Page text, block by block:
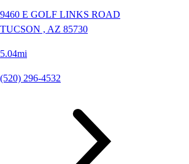
9460 E GOLF LINKS ROAD
TUCSON , AZ 85730
5.04mi
(520) 296-4532